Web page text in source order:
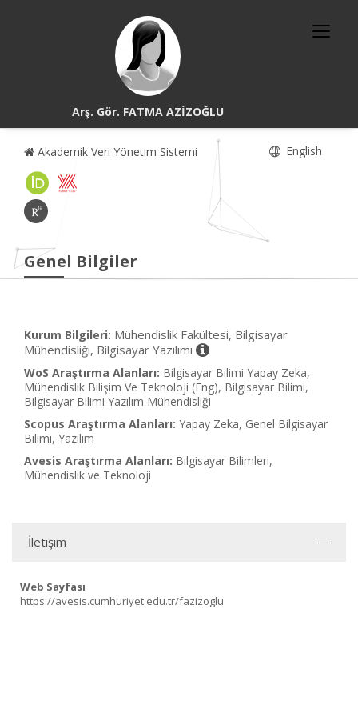
Arş. Gör. FATMA AZİZOĞLU
Akademik Veri Yönetim Sistemi English
Genel Bilgiler
Kurum Bilgileri: Mühendislik Fakültesi, Bilgisayar
Mühendisliği, Bilgisayar Yazılımı
WoS Araştırma Alanları: Bilgisayar Bilimi Yapay Zeka,
Mühendislik Bilişim Ve Teknoloji (Eng), Bilgisayar Bilimi,
Bilgisayar Bilimi Yazılım Mühendisliği
Scopus Araştırma Alanları: Yapay Zeka, Genel Bilgisayar
Bilimi, Yazılım
Avesis Araştırma Alanları: Bilgisayar Bilimleri,
Mühendislik ve Teknoloji
İletişim
Web Sayfası
https://avesis.cumhuriyet.edu.tr/fazizoglu